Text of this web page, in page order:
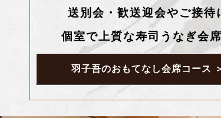
送別会・歓送迎会やご接待
個室で上質な寿司うなぎ会
羽子吾のおもてなし会席コース